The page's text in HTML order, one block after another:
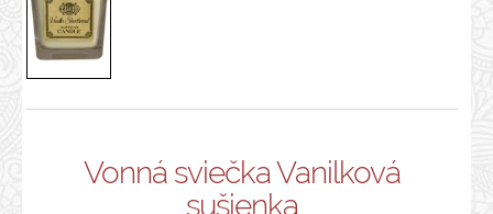
Vonná sviečka Vanilková
sušienka